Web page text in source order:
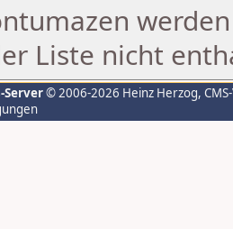
Liste nicht
Server© 2006-2026 Heinz Herzog,